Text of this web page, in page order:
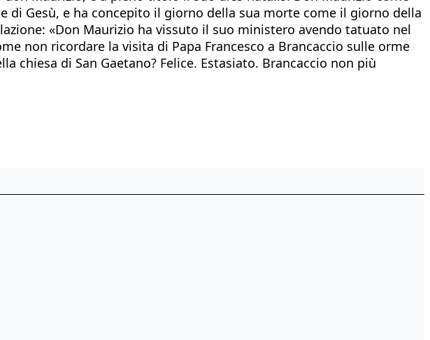
Gesù, e ha concepito il giorno della sua morte come il giorno della
«Don Maurizio ha vissuto il suo ministero avendo tatuato nel
non ricordare la visita di Papa Francesco a Brancaccio sulle orme
chiesa di San Gaetano? Felice. Estasiato. Brancaccio non più